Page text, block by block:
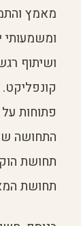
מאמץ
ושיתוף
פתוחות
התחושה
תחושת
תחושת